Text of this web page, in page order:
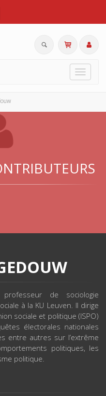
Toggle
de sociologie
à la KU Leuven. Il dirige
sociale et politique (ISPO)
électorales nationales
entre autres sur l’extrême
politiques, les
politique.